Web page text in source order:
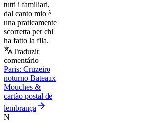
tutti i familiari,
dal canto mio è
una praticamente
scorretta per chi
ha fatto la fila.
Traduzir
comentário
Paris: Cruzeiro
noturno Bateaux
Mouches &
cartão postal de
lembrança
N